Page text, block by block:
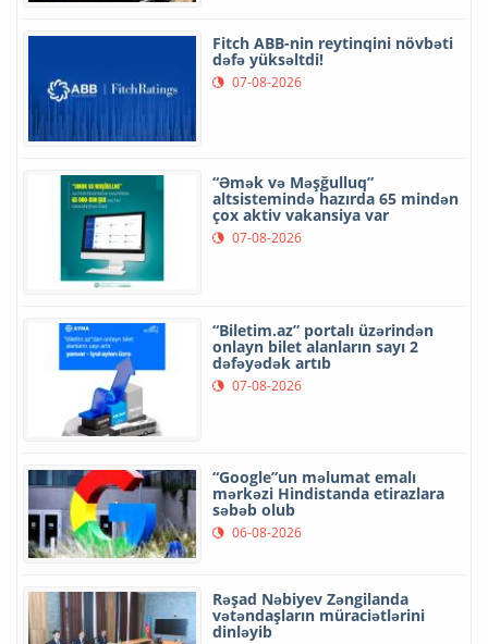
Fitch ABB-nin reytinqini növbəti
dəfə yüksəltdi!
07-08-2026
“Əmək və Məşğulluq”
altsistemində hazırda 65 mindən
çox aktiv vakansiya var
07-08-2026
“Biletim.az” portalı üzərindən
onlayn bilet alanların sayı 2
dəfəyədək artıb
07-08-2026
“Google”un məlumat emalı
mərkəzi Hindistanda etirazlara
səbəb olub
06-08-2026
Rəşad Nəbiyev Zəngilanda
vətəndaşların müraciətlərini
dinləyib